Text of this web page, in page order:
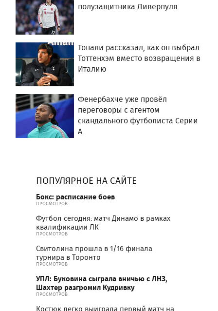
полузащитника Ливерпуля
Тонали рассказал, как он выбрал
Тоттенхэм вместо возвращения в
Италию
Фенербахче уже провёл
переговоры с агентом
скандального футболиста Серии
А
ПОПУЛЯРНОЕ НА САЙТЕ
Бокс: расписание боев
ПРОСМОТРОВ
Футбол сегодня: матч Динамо в рамках
квалификации ЛК
ПРОСМОТРОВ
Свитолина прошла в 1/16 финала
турнира в Торонто
ПРОСМОТРОВ
УПЛ: Буковина сыграла вничью с ЛНЗ,
Шахтер разгромил Кудривку
ПРОСМОТРОВ